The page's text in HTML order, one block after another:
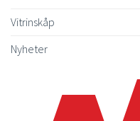
Vitrinskåp
Nyheter